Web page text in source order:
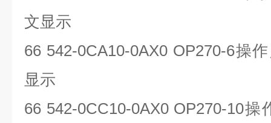
文显示
66 542-0CA10-0AX0 OP270-6操
显示
66 542-0CC10-0AX0 OP270-10操